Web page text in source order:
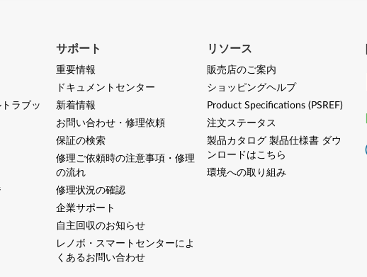
ラブッ
サポート
重要情報
ドキュメントセンター
新着情報
お問い合わせ・修理依頼
保証の検索
修理ご依頼時の注意事項・修理
の流れ
修理状況の確認
企業サポート
自主回収のお知らせ
レノボ・スマートセンターによ
くあるお問い合わせ
リソース
販売店のご案内
ショッピングヘルプ
Product Specifications (PSREF)
注文ステータス
製品カタログ 製品仕様書 ダウ
ンロードはこちら
環境への取り組み